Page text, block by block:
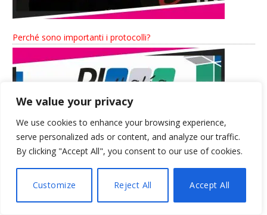
We value your privacy
We use cookies to enhance your browsing experience,
serve personalized ads or content, and analyze our traffic.
By clicking "Accept All", you consent to our use of cookies.
Customize Reject All Accept All
Perché sono importanti i protocolli?